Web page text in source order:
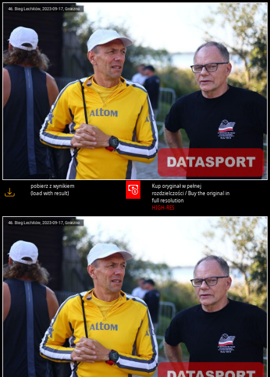
pobierz z wynikiem
(load with result)
Kup oryginał w pełnej
rozdzielczości / Buy the original in
full resolution
HIGH-RES